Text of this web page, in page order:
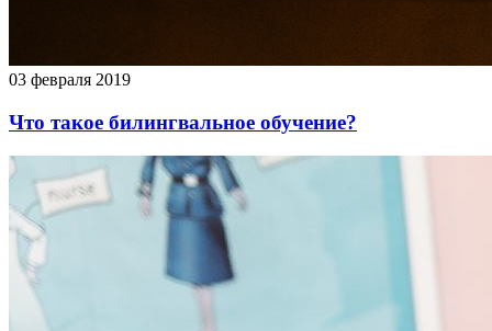
03 февраля 2019
Что такое билингвальное обучение?